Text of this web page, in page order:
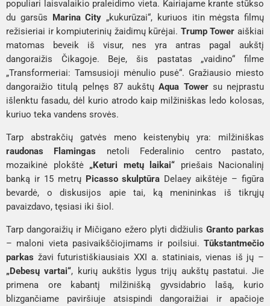
populiari laisvalaikio praleidimo vieta. Kairiajame krante stūkso
du garsūs Marina City „kukurūzai“, kuriuos itin mėgsta filmų
režisieriai ir kompiuterinių žaidimų kūrėjai. Trump Tower aiškiai
matomas beveik iš visur, nes yra antras pagal aukštį
dangoraižis Čikagoje. Beje, šis pastatas „vaidino“ filme
„Transformeriai: Tamsusioji mėnulio pusė“. Gražiausio miesto
dangoraižio titulą pelnęs 87 aukštųAqua Towersu neįprastu
išlenktu fasadu, dėl kurio atrodo kaip milžiniškas ledo kolosas,
kuriuo teka vandens srovės.
Tarp abstrakčių gatvės meno keistenybių yra: milžiniškas
raudonas Flamingas netoli Federalinio centro pastato,
mozaikinė plokštė„Keturi metų laikai“ priešais Nacionalinį
banką ir 15 metrų Picasso skulptūra Delaey aikštėje – figūra
bevardė, o diskusijos apie tai, ką menininkas iš tikrųjų
pavaizdavo, tęsiasi iki šiol.
Tarp dangoraižių ir Mičigano ežero plyti didžiulis Granto parkas
– maloni vieta pasivaikščiojimams ir poilsiui. Tūkstantmečio
parkas žavi futuristiškiausiais XXI a. statiniais, vienas iš jų –
„Debesų vartai“, kurių aukštis lygus trijų aukštų pastatui. Jie
primena ore kabantį milžinišką gyvsidabrio lašą, kurio
blizgančiame paviršiuje atsispindi dangoraižiai ir apačioje